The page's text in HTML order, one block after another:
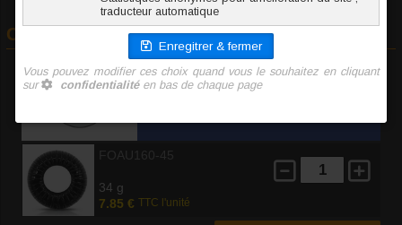
Commander
34 g
7.85 € TTC l'unité